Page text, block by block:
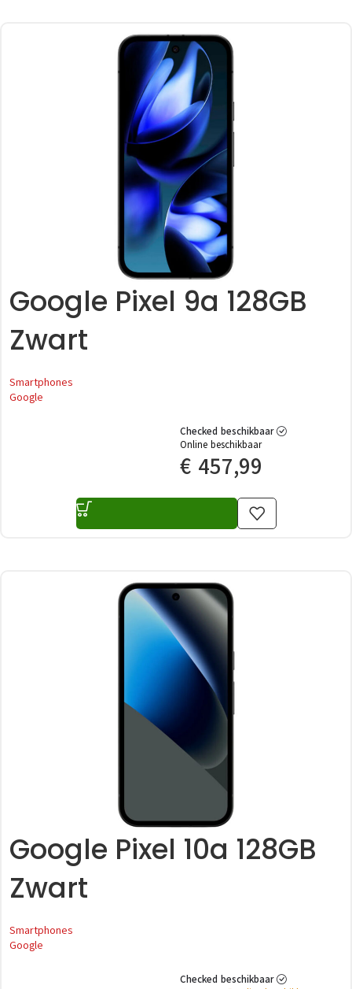
Google Pixel 9a 128GB
Zwart
Smartphones
Google
Checked beschikbaar
Online beschikbaar
€ 457,99
Google Pixel 10a 128GB
Zwart
Smartphones
Google
Checked beschikbaar